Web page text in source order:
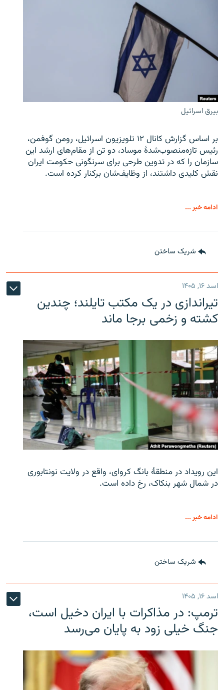
بیرق اسرائیل
بر اساس گزارش کانال ۱۲ تلویزیون اسرائیل، رومن گوفمن،
رئیس تازه‌منصوب‌شدۀ موساد، دو تن از مقام‌های ارشد این
سازمان را که در تدوین طرحی برای سرنگونی حکومت ایران
نقش کلیدی داشتند، از وظایف‌شان برکنار کرده است.
ادامه خبر ...
شریک ساختن
اسد ۱۶, ۱۴۰۵
تیراندازی در یک مکتب تایلند؛ چندین
کشته و زخمی برجا ماند
این رویداد در منطقۀ بانگ کروای، واقع در ولایت نونتابوری
در شمال شهر بنکاک، رخ داده است.
ادامه خبر ...
شریک ساختن
اسد ۱۶, ۱۴۰۵
ترمپ: در مذاکرات با ایران دخیل است،
جنگ خیلی زود به پایان می‌رسد